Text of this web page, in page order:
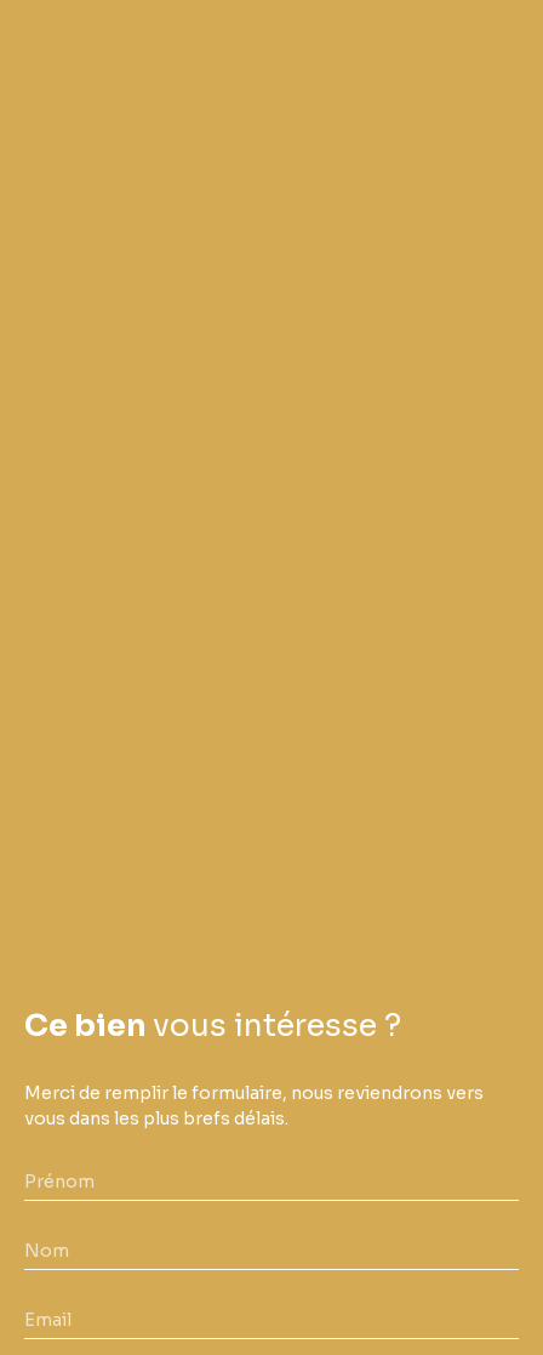
Ce bien vous intéresse ?
Merci de remplir le formulaire, nous reviendrons vers
vous dans les plus brefs délais.
Prénom
Nom
Email